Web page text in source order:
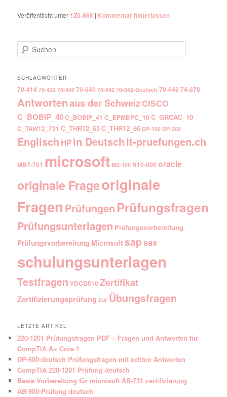
Veröffentlicht unter 1Z0-868 | Kommentar hinterlassen
Suchen
SCHLAGWÖRTER
70-414 70-432 70-450 70-640 70-642 70-642-Deutsch 70-646 74-678
Antwortenaus der SchweizCISCO
C_BOBIP_40C_BOBIP_41 C_EPMBPC_10 C_GRCAC_10
C_TAW12_731 C_THR12_65C_THR12_66 DP-100 DP-200
Englisch HPin DeutschIt-pruefungen.ch
MB7-701 microsoft MS-100 N10-006 oracle
originale Frageoriginale
Fragen Prüfungen Prüfungsfragen
Prüfungsunterlagen Prüfungsvorbereitung
Prüfungsvorbereitung Microsoft sapsas
schulungsunterlagen
Testfragen VDCD510 Zertifikat
Zertifizierungsprüfung zur Übungsfragen
LETZTE ARTIKEL
220-1201 Prüfungsfragen PDF – Fragen und Antworten für
CompTIA A+ Core 1
DP-600-deutsch Prüfungsfragen mit echten Antworten
CompTIA 220-1201 Prüfung deutsch
Beste Vorbereitung für microsoft AB-731 zertifizierung
AB-900-Prüfung deutsch